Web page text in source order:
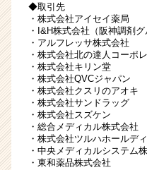
ス
カ
ウ
ト
届
く
活
サ
◆取引先
・株式会社アイセイ薬局
・I&H株式会社（阪神調剤グ
・アルフレッサ株式会社
・株式会社北の達人コーポ
・株式会社キリン堂
・株式会社QVCジャパン
・株式会社クスリのアオキ
・株式会社サンドラッグ
・株式会社スズケン
・総合メディカル株式会社
・株式会社ツルハホールデ
・中央メディカルシステム
・東和薬品株式会社